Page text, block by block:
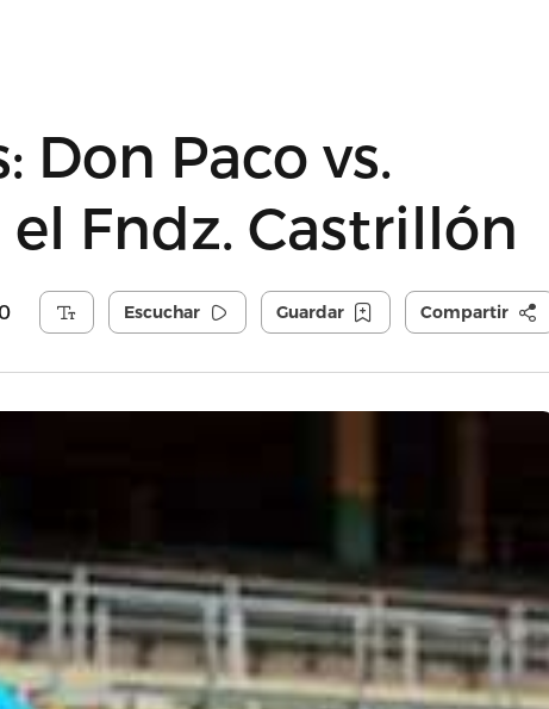
Don Paco vs.
Fndz. Castrillón
Escuchar Guardar Compartir